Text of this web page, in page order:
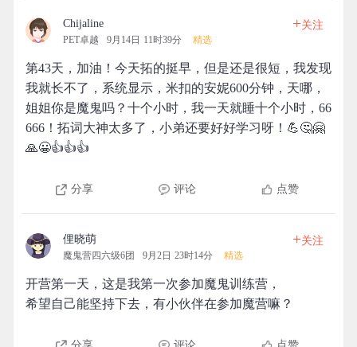
Chijaline
PET卓越 9月14日 11时39分 精选
+关注
第43天，加油！今天拓的挺早，但是还是很短，我发现
我就长不了，系统显示，米扣的安妮600分钟，天哪，
姐姐你是魔鬼吗？十个小时，我一天就睡十个小时，66
666！拓词大神太多了，小弟还要好好学习呀！💪🤔🤗
🙏😀👍👍👍
分享 评论 点赞
俚晓萌
魔鬼营四六级6团 9月2日 23时14分 精选
+关注
开营第一天，这是我第一次参加魔鬼训练营，
希望自己能坚持下去，有小伙伴在参加魔营嘛？